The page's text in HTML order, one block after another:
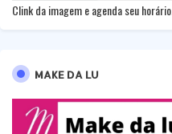
Clink da imagem e agenda seu horário.
MAKE DA LU